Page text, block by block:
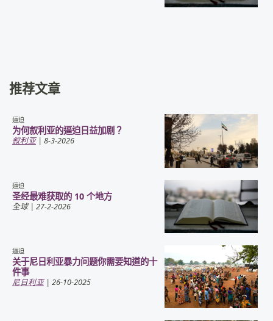
推荐文章
逼迫
为何叙利亚的逼迫日益加剧？
叙利亚| 8-3-2026
逼迫
圣经最难获取的 10 个地方
全球| 27-2-2026
逼迫
关于尼日利亚暴力问题你需要知道的十
件事
尼日利亚| 26-10-2025